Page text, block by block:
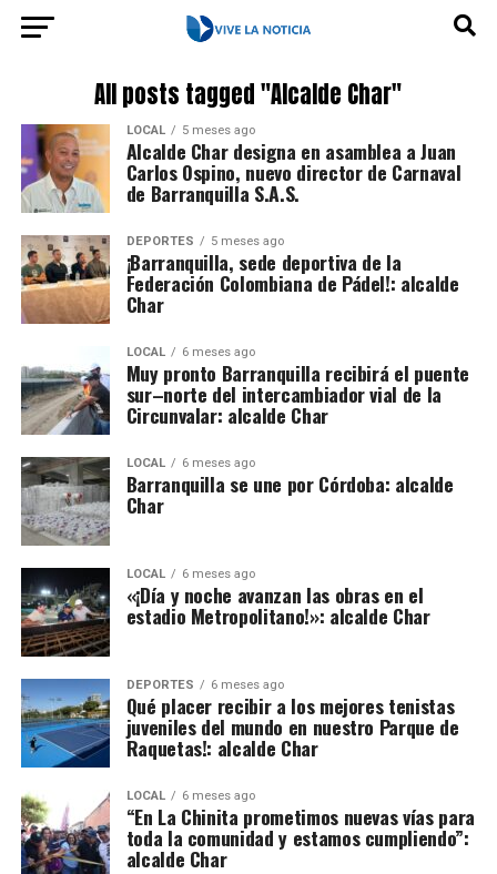
All posts tagged "Alcalde Char"
LOCAL 5 meses ago
Alcalde Char designa en asamblea a Juan
Carlos Ospino, nuevo director de Carnaval
de Barranquilla S.A.S.
DEPORTES 5 meses ago
¡Barranquilla, sede deportiva de la
Federación Colombiana de Pádel!: alcalde
Char
LOCAL 6 meses ago
Muy pronto Barranquilla recibirá el puente
sur–norte del intercambiador vial de la
Circunvalar: alcalde Char
LOCAL 6 meses ago
Barranquilla se une por Córdoba: alcalde
Char
LOCAL 6 meses ago
«¡Día y noche avanzan las obras en el
estadio Metropolitano!»: alcalde Char
DEPORTES 6 meses ago
Qué placer recibir a los mejores tenistas
juveniles del mundo en nuestro Parque de
Raquetas!: alcalde Char
LOCAL 6 meses ago
“En La Chinita prometimos nuevas vías para
toda la comunidad y estamos cumpliendo”:
alcalde Char